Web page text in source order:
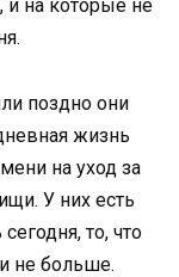
и на которые не
поздно они
жизнь
на уход за
У них есть
то, что
не больше.